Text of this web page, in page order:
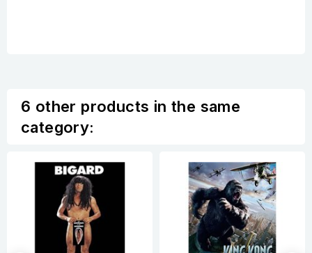
6 other products in the same
category: